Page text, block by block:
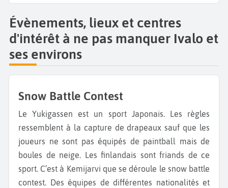
Évènements, lieux et centres
d'intérêt à ne pas manquer Ivalo et
ses environs
Snow Battle Contest
Le Yukigassen est un sport Japonais. Les règles
ressemblent à la capture de drapeaux sauf que les
joueurs ne sont pas équipés de paintball mais de
boules de neige. Les finlandais sont friands de ce
sport. C’est à Kemijarvi que se déroule le snow battle
contest. Des équipes de différentes nationalités et